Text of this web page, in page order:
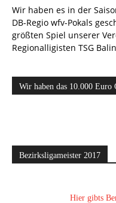
Wir haben es in der
DB-Regio wfv-Pokals
größten Spiel unserer
Regionalligisten TSG
Wir haben das 10.000
Bezirksligameister 2017
Hier gibts